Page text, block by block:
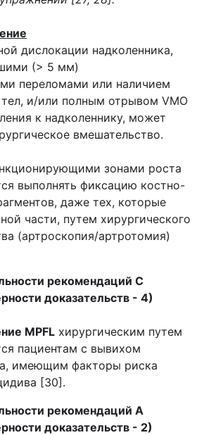
дислокации надколенника,
(> 5 мм)
переломами или наличием
тел, и/или полным отрывом VMO
к надколеннику, может
вмешательство.
зонами роста
выполнять фиксацию костно-
даже тех, которые
части, путем хирургического
(артроскопия/артротомия)
рекомендаций С
доказательств - 4)
MPFL хирургическим путем
пациентам с вывихом
имеющим факторы риска
[30].
рекомендаций А
доказательств - 2)